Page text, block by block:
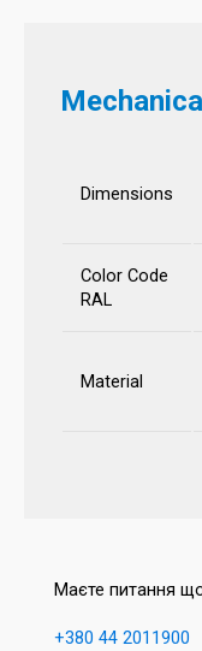
Dimensions
Color Code
RAL
Material
Маєте питання
+380 44 2011900